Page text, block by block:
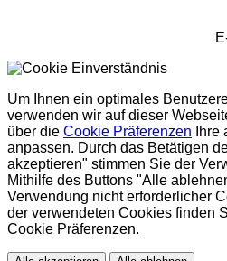
Um Ihnen ein optimales
verwenden wir auf dieser
über die Cookie Präferenzen Ihre
anpassen. Durch das Betätigen
akzeptieren" stimmen Sie der
Mithilfe des Buttons "Alle
Verwendung nicht erforderlicher
der verwendeten Cookies finden
Cookie Präferenzen.